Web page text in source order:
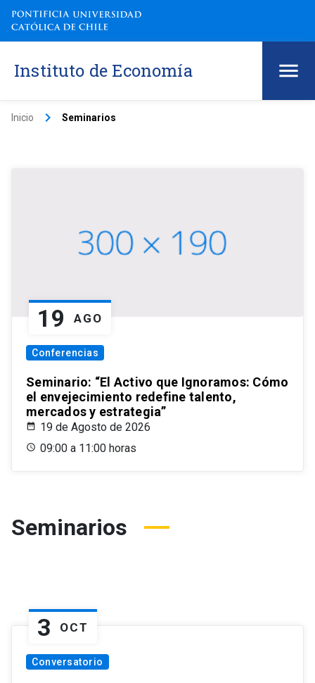
Instituto de Economía
Inicio keyboard_arrow_right Seminarios
19 AGO
Conferencias
Seminario: “El Activo que Ignoramos: Cómo
el envejecimiento redefine talento,
mercados y estrategia”
19 de Agosto de 2026
09:00 a 11:00 horas
Seminarios
3 OCT
Conversatorio